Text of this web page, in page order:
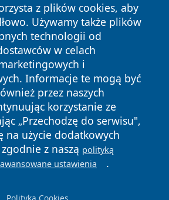
z plików cookies, aby
Używamy także plików
technologii od
w celach
i
Informacje te mogą być
przez naszych
korzystanie ze
„Przechodzę do serwisu",
na użycie dodatkowych
z naszą polityką
ustawienia .
Wszystkie prawa
Polityka
Cookies